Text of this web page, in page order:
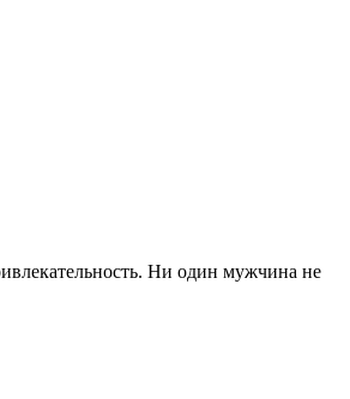
Ни один мужчина не